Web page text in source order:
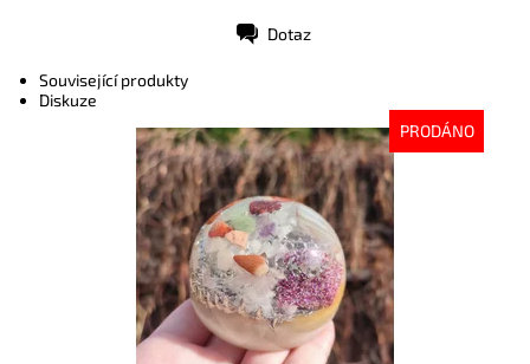
Dotaz
Související produkty
Diskuze
PRODÁNO
Dostupnost:
Vyprodáno
9253